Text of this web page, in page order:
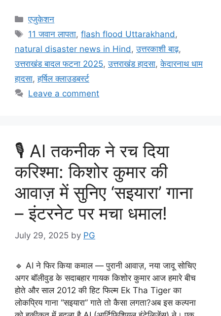
c
e
b
o
o
k
ai
l
s
A
p
p
gr
a
m
er e
Categories
एजुकेशन
Tags
11 जवान लापता,flash flood Uttarakhand,
natural disaster news in Hind,उत्तरकाशी बाढ़,
उत्तराखंड बादल फटना 2025,उत्तराखंड हादसा,केदारनाथ धाम
हादसा,हर्षिल क्लाउडबर्स्ट
Leave a comment
🎙️ AI तकनीक ने रच दिया
करिश्मा: किशोर कुमार की
आवाज़ में सुनिए ‘सइयारा’ गाना
– इंटरनेट पर मचा धमाल!
July 29, 2025 by PG
🔹 AI ने फिर किया कमाल — पुरानी आवाज़, नया जादू सोचिए
अगर बॉलीवुड के सदाबहार गायक किशोर कुमार आज हमारे बीच
होते और साल 2012 की हिट फिल्म Ek Tha Tiger का
लोकप्रिय गाना “सइयारा” गाते तो कैसा लगता?अब इस कल्पना